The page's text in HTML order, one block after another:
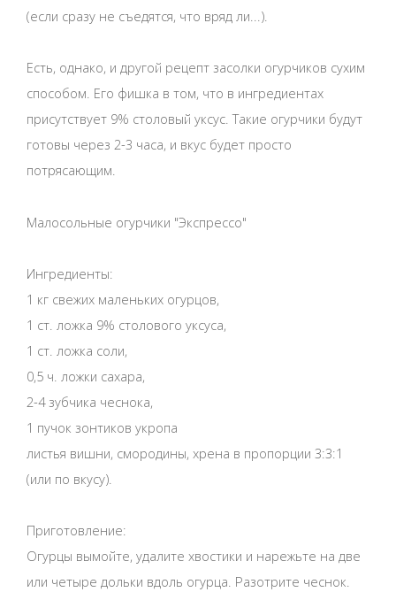
(если сразу не съедятся, что вряд ли...).
Есть, однако, и другой рецепт засолки огурчиков сухим
способом. Его фишка в том, что в ингредиентах
присутствует 9% столовый уксус. Такие огурчики будут
готовы через 2-3 часа, и вкус будет просто
потрясающим.
Малосольные огурчики "Экспрессо"
Ингредиенты:
1 кг свежих маленьких огурцов,
1 ст. ложка 9% столового уксуса,
1 ст. ложка соли,
0,5 ч. ложки сахара,
2-4 зубчика чеснока,
1 пучок зонтиков укропа
листья вишни, смородины, хрена в пропорции 3:3:1
(или по вкусу).
Приготовление:
Огурцы вымойте, удалите хвостики и нарежьте на две
или четыре дольки вдоль огурца. Разотрите чеснок.